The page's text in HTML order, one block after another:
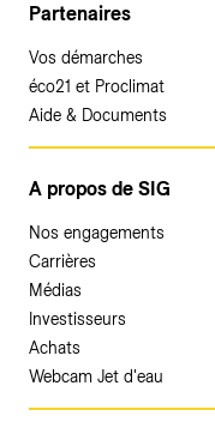
Partenaires
Vos démarches
éco21 et Proclimat
Aide & Documents
A propos de SIG
Nos engagements
Carrières
Médias
Investisseurs
Achats
Webcam Jet d'eau